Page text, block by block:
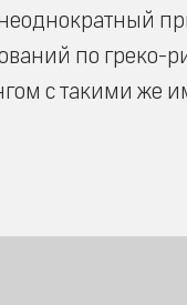
по греко-
с такими же